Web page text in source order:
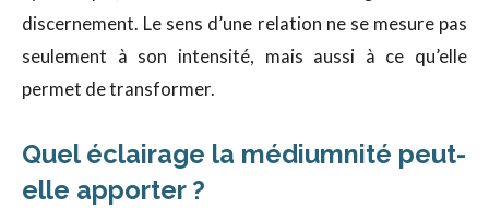
discernement. Le sens d’une relation ne se mesure pas
seulement à son intensité, mais aussi à ce qu’elle
permet de transformer.
Quel éclairage la médiumnité peut-
elle apporter ?